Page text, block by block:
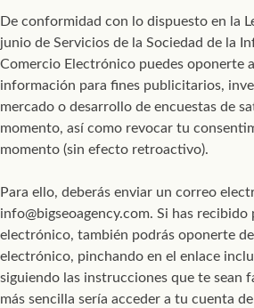
De conformidad con lo dispuesto en la
junio de Servicios de la Sociedad de la
Comercio Electrónico puedes oponerte
información para fines publicitarios,
mercado o desarrollo de encuestas de
momento, así como revocar tu
momento (sin efecto retroactivo).
Para ello, deberás enviar un correo
info@bigseoagency.com. Si has
electrónico, también podrás oponerte
electrónico, pinchando en el enlace
siguiendo las instrucciones que te sean
más sencilla sería acceder a tu cuenta